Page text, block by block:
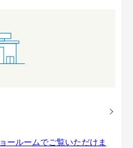
ールームでご覧いただけま